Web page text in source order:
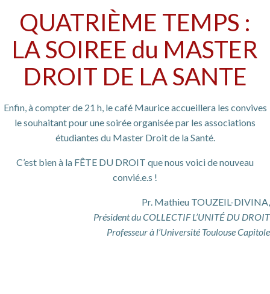
QUATRIÈME TEMPS :
LA SOIREE du MASTER
DROIT DE LA SANTE
Enfin, à compter de 21 h, le café Maurice accueillera les convives
le souhaitant pour une soirée organisée par les associations
étudiantes du Master Droit de la Santé.
C’est bien à la FÊTE DU DROIT que nous voici de nouveau
convié.e.s !
Pr. Mathieu TOUZEIL-DIVINA,
Président du COLLECTIF L’UNITÉ DU DROIT
Professeur à l’Université Toulouse Capitole